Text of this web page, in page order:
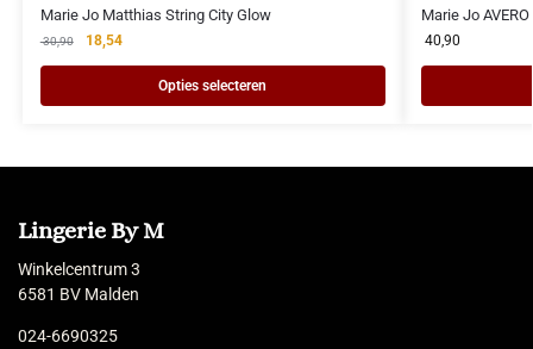
Marie Jo Matthias String City Glow
30,90 18,54
Opties selecteren
Marie Jo
40,90
Lingerie By M
Winkelcentrum 3
6581 BV Malden
024-6690325